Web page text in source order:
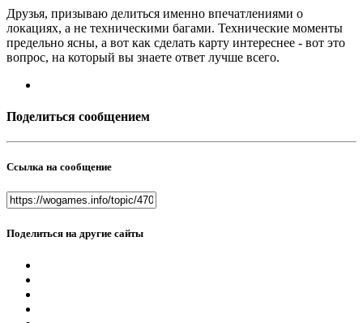
Друзья, призываю делиться именно впечатлениями о
локациях, а не техническими багами. Технические моменты
предельно ясны, а вот как сделать карту интереснее - вот это
вопрос, на который вы знаете ответ лучше всего.
Поделиться сообщением
Ссылка на сообщение
Поделиться на другие сайты